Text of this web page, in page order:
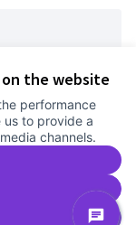
the website
performance
to provide a
channels.